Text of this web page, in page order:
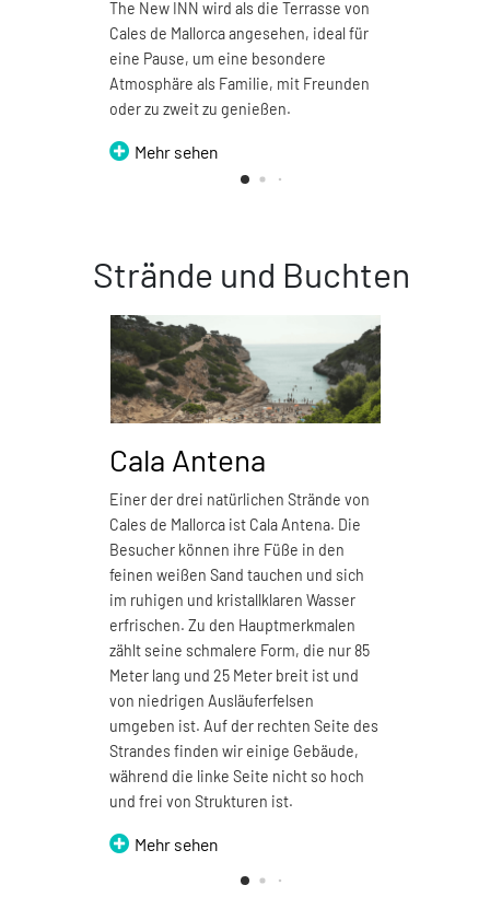
The New INN wird als die Terrasse von
Cales de Mallorca angesehen, ideal für
eine Pause, um eine besondere
Atmosphäre als Familie, mit Freunden
oder zu zweit zu genießen.
Mehr sehen
Strände und Buchten
Cala Antena
Einer der drei natürlichen Strände von
Cales de Mallorca ist Cala Antena. Die
Besucher können ihre Füße in den
feinen weißen Sand tauchen und sich
im ruhigen und kristallklaren Wasser
erfrischen. Zu den Hauptmerkmalen
zählt seine schmalere Form, die nur 85
Meter lang und 25 Meter breit ist und
von niedrigen Ausläuferfelsen
umgeben ist. Auf der rechten Seite des
Strandes finden wir einige Gebäude,
während die linke Seite nicht so hoch
und frei von Strukturen ist.
Mehr sehen